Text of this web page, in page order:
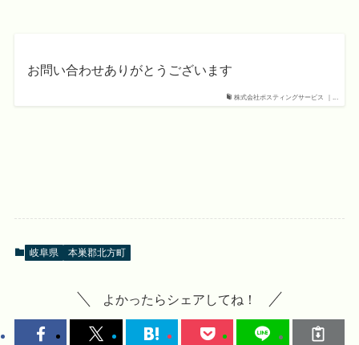
株式会社ポスティングサービス ｜...
お問い合わせありがとうございます
岐阜県 本巣郡北方町
よかったらシェアしてね！